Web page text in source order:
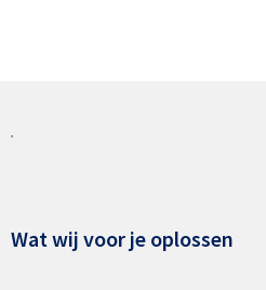
Wat wij voor je oplossen